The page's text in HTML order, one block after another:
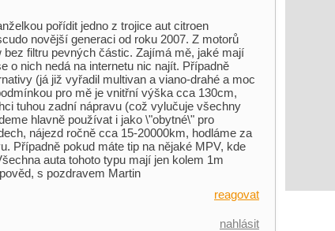
pořídit jedno z trojice aut citroen
novější generaci od roku 2007. Z motorů
filtru pevných částic. Zajímá mě, jaké mají
o nich nedá na internetu nic najít. Případně
(já již vyřadil multivan a viano-drahé a moc
pro mě je vnitřní výška cca 130cm,
tuhou zadní nápravu (což vylučuje všechny
hlavně používat i jako \"obytné\" pro
nájezd ročně cca 15-20000km, hodláme za
Případně pokud máte tip na nějaké MPV, kde
auta tohoto typu mají jen kolem 1m
s pozdravem Martin
reagovat
nahlásit